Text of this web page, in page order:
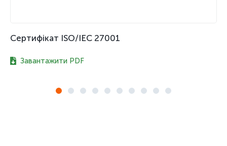
Сертифікат ISO/IEC 27001
Завантажити PDF